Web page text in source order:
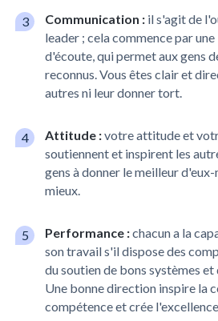
Communication : il s'agit de
leader ; cela commence par
d'écoute, qui permet aux gens
reconnus. Vous êtes clair et
autres ni leur donner tort.
Attitude :votre attitude et
soutiennent et inspirent les
gens à donner le meilleur
mieux.
Performance :chacun a la
son travail s'il dispose des
du soutien de bons systèmes
Une bonne direction inspire la
compétence et crée